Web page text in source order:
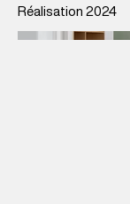
Réalisation 2024